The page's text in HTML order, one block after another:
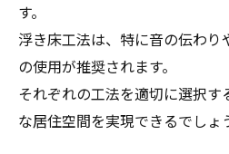
す。
浮き床工法は、特に音の伝わ
の使用が推奨されます。
それぞれの工法を適切に選択す
な居住空間を実現できるでしょ